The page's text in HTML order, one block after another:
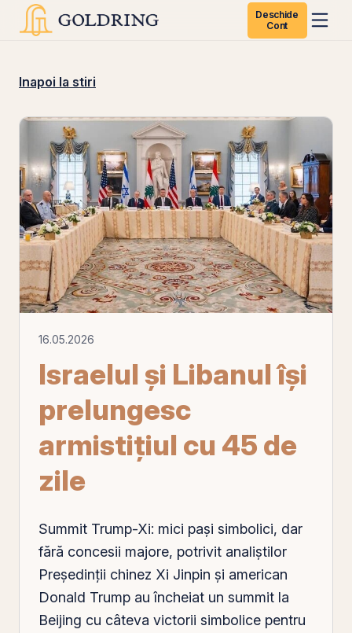
Deschide
Cont
Inapoi la stiri
16.05.2026
Israelul și Libanul își
prelungesc
armistițiul cu 45 de
zile
Summit Trump-Xi: mici pași simbolici, dar
fără concesii majore, potrivit analiștilor
Președinții chinez Xi Jinpin și american
Donald Trump au încheiat un summit la
Beijing cu câteva victorii simbolice pentru